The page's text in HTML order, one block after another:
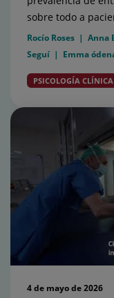
sobre todo a
Rocío Roses Anna
Seguí
Emma
PSICOLOGÍA CLÍNICA
4 de mayo de 2026